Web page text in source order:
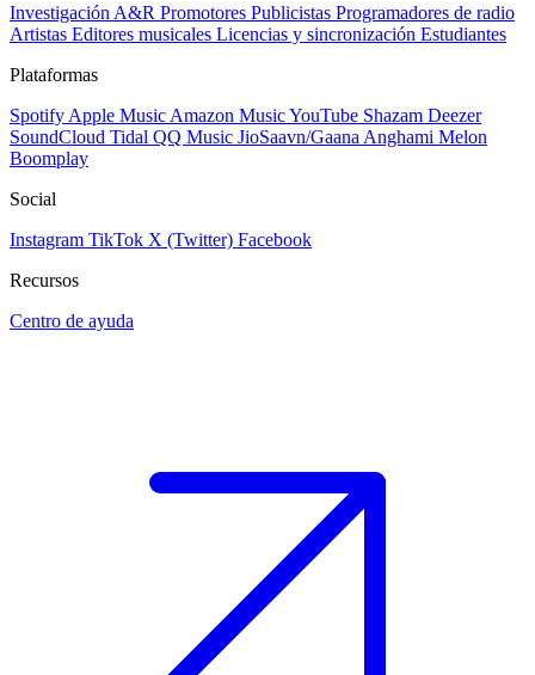
Investigación A&R Promotores Publicistas Programadores de radio
Artistas Editores musicales Licencias y sincronización Estudiantes
Plataformas
Spotify Apple Music Amazon MusicYouTube Shazam Deezer
SoundCloud Tidal QQ Music JioSaavn/Gaana Anghami Melon
Boomplay
Social
Instagram TikTok X (Twitter) Facebook
Recursos
Centro de ayuda